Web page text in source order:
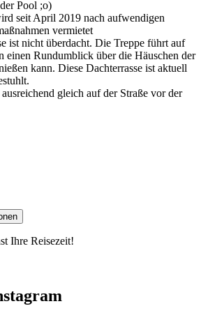
Pool ;o)
seit April 2019 nach aufwendigen
vermietet
ist nicht überdacht. Die Treppe führt auf
einen Rundumblick über die Häuschen der
kann. Diese Dachterrasse ist aktuell
gleich auf der Straße vor der
Ihre Reisezeit!